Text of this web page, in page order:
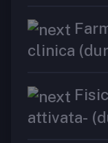
clinica
attivata-